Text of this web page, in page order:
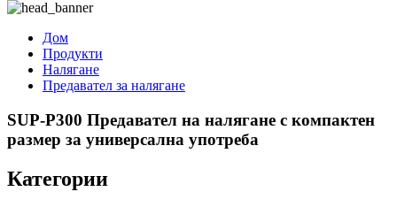
Дом
Продукти
Налягане
Предавател за налягане
SUP-P300 Предавател на налягане с компактен
размер за универсална употреба
Категории